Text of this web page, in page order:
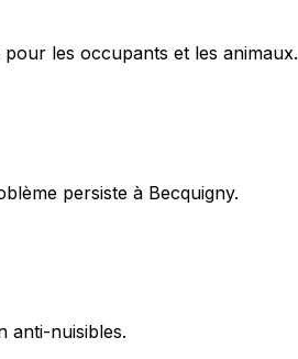
les occupants et les animaux.
persiste à Becquigny.
anti-nuisibles.